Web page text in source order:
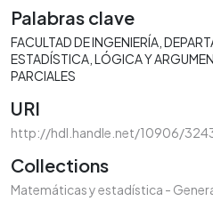
Palabras clave
FACULTAD DE INGENIERÍA
ESTADÍSTICA LÓGICA Y
PARCIALES
URI
http://hdl.handle.net/10906/
Collections
Matemáticas y estadística -